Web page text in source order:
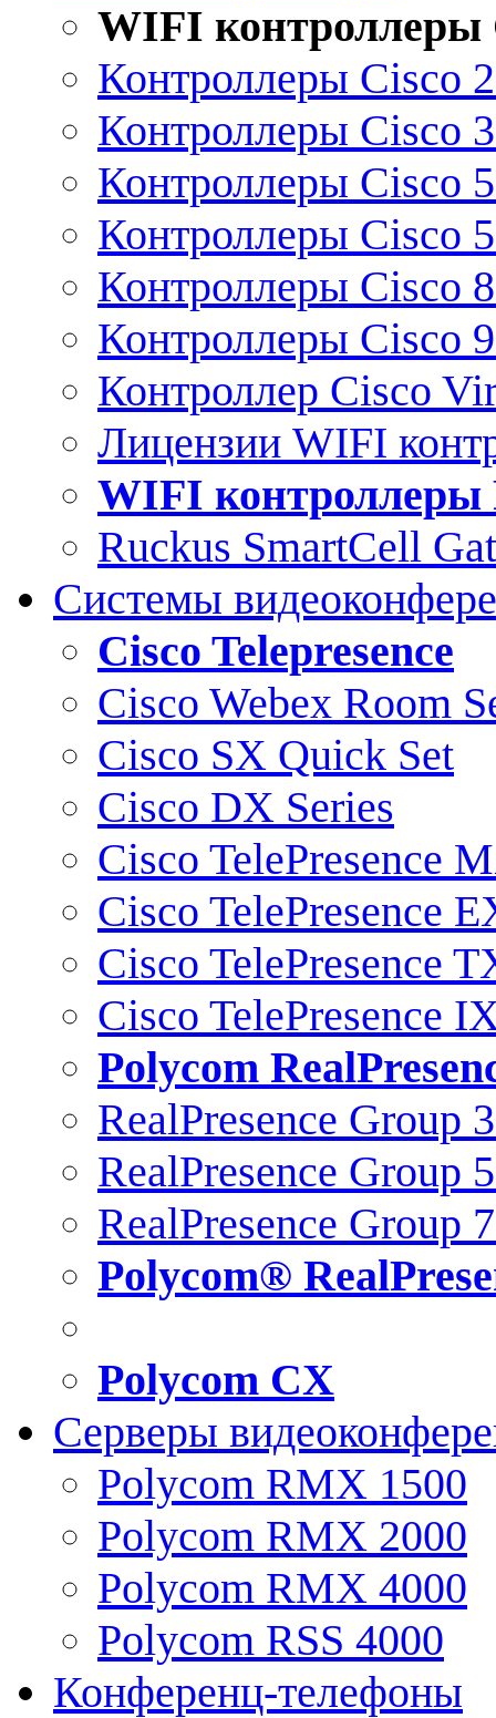
WIFI контроллеры
Контроллеры Cisco
Контроллеры Cisco
Контроллеры Cisco
Контроллеры Cisco
Контроллеры Cisco
Контроллеры Cisco
Контроллер Cisco
Лицензии WIFI
WIFI контроллеры
Ruckus SmartCell
Системы
Cisco Telepresence
Cisco Webex Room
Cisco SX Quick Set
Cisco DX Series
Cisco TelePresence
Cisco TelePresence
Cisco TelePresence
Cisco TelePresence
Polycom
RealPresence Group
RealPresence Group
RealPresence Group
Polycom®
Polycom CX
Серверы
Polycom RMX 1500
Polycom RMX 2000
Polycom RMX 4000
Polycom RSS 4000
Конференц-телефоны